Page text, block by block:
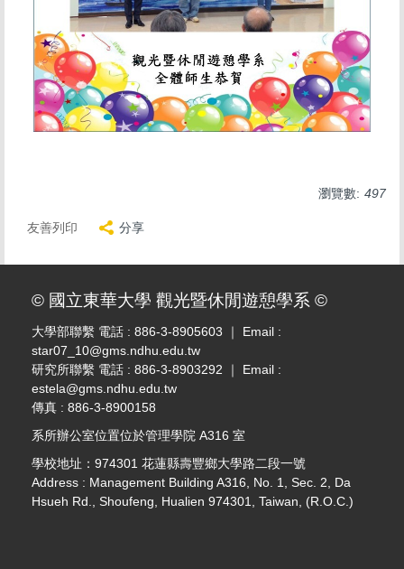
瀏覽數: 497
友善列印 分享
© 國立東華大學 觀光暨休閒遊憩學系 ©
大學部聯繫 電話 : 886-3-8905603 ｜ Email :
star07_10@gms.ndhu.edu.tw
研究所聯繫 電話 : 886-3-8903292 ｜ Email :
estela@gms.ndhu.edu.tw
傳真 : 886-3-8900158
系所辦公室位置位於管理學院 A316 室
學校地址：974301 花蓮縣壽豐鄉大學路二段一號
Address : Management Building A316, No. 1, Sec. 2, Da
Hsueh Rd., Shoufeng, Hualien 974301, Taiwan, (R.O.C.)